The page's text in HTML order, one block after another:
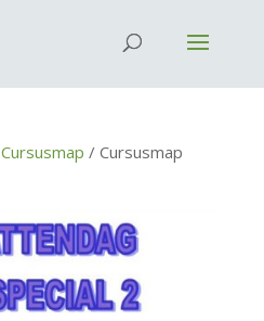
Cursusmap / Cursusmap